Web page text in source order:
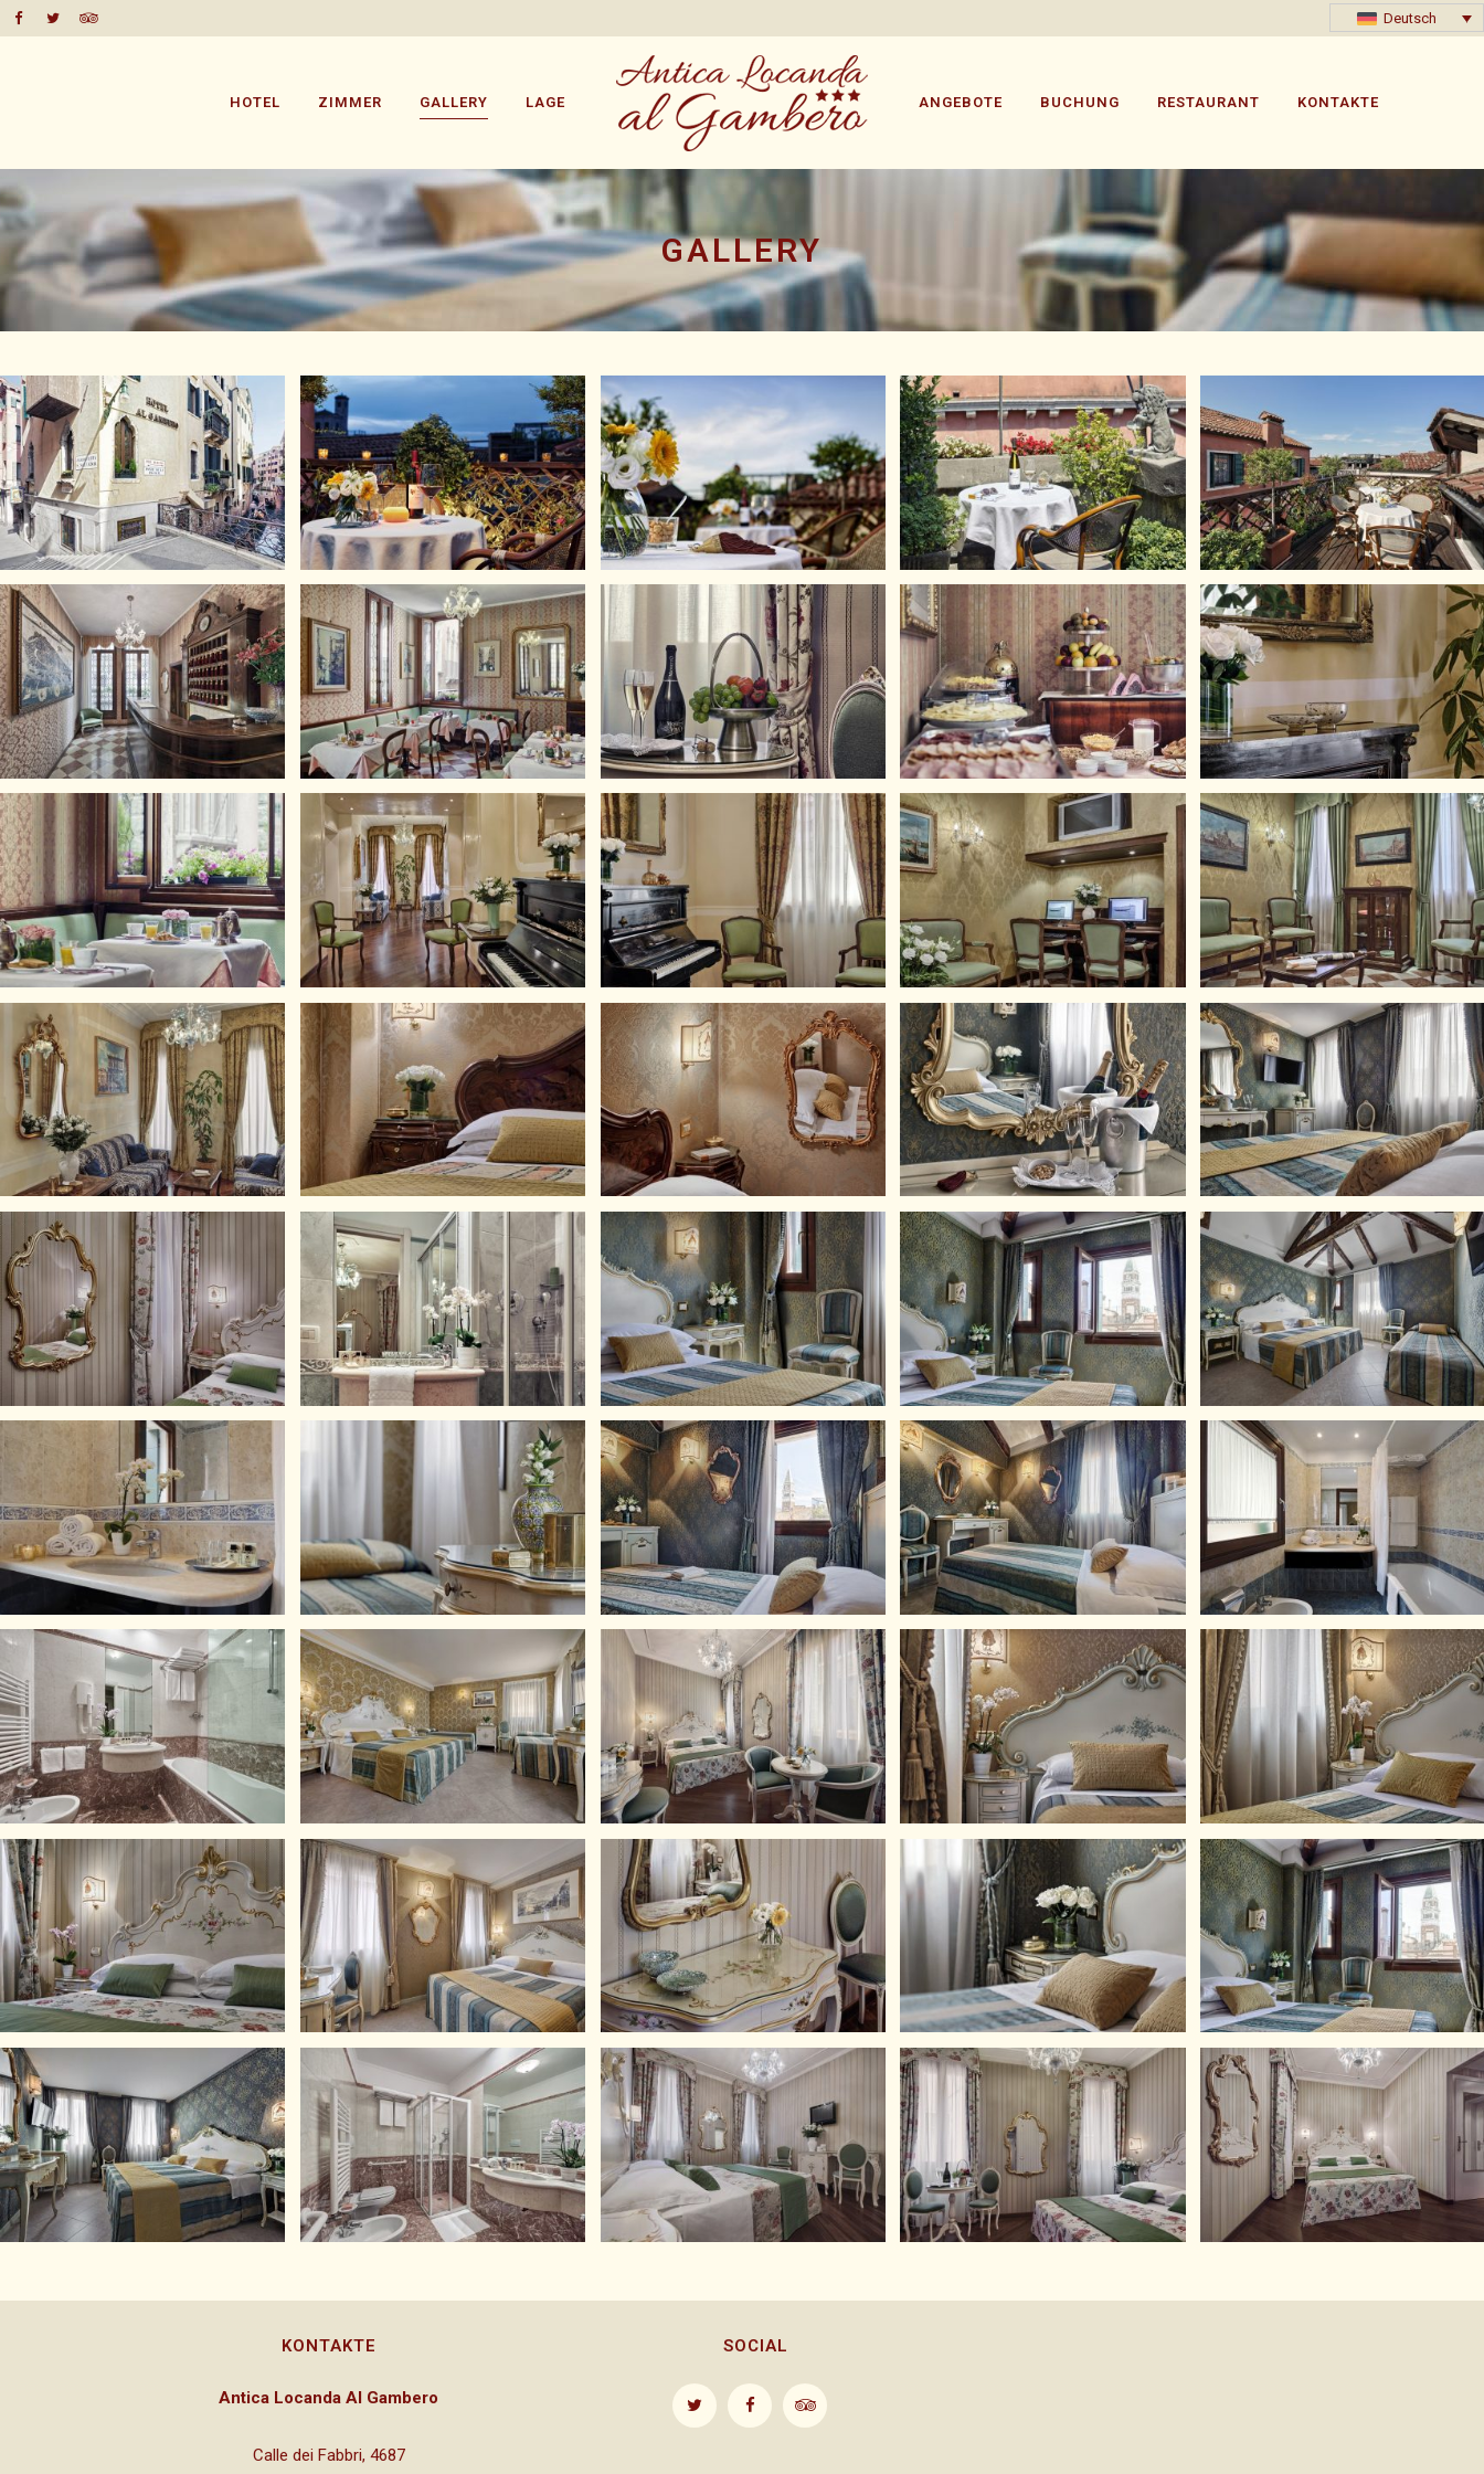
Deutsch
HOTEL ZIMMER GALLERY LAGE ANGEBOTE BUCHUNG RESTAURANT KONTAKTE
GALLERY
KONTAKTE
Antica Locanda Al Gambero
Calle dei Fabbri, 4687
SOCIAL